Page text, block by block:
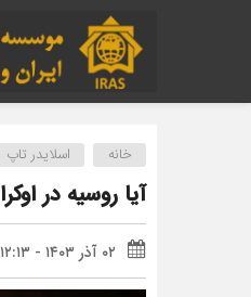
خانه اسلایدر تاپ
آیا روسیه در
۰۲ آذر ۱۴۰۳ - ۱۲:۱۳